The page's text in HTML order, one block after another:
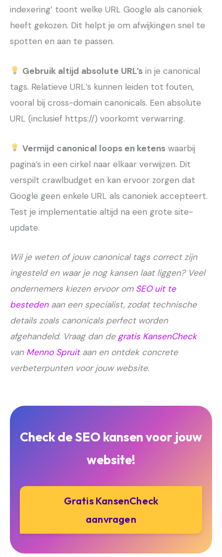
indexering’ toont welke URL Google als canoniek
heeft gekozen. Dit helpt je om afwijkingen snel te
spotten en aan te passen.
Gebruik altijd absolute URL’sin je canonical
tags. Relatieve URL’s kunnen leiden tot fouten,
vooral bij cross-domain canonicals. Een absolute
URL (inclusief https://) voorkomt verwarring.
Vermijd canonical loops en ketenswaarbij
pagina’s in een cirkel naar elkaar verwijzen. Dit
verspilt crawlbudget en kan ervoor zorgen dat
Google geen enkele URL als canoniek accepteert.
Test je implementatie altijd na een grote site-
update.
Wil je weten of jouw canonical tags correct zijn
ingesteld en waar je nog kansen laat liggen? Veel
ondernemers kiezen ervoor om SEO uit te
bestedenaan een specialist, zodat technische
details zoals canonicals perfect worden
afgehandeld. Vraag dan de gratis KansenCheck
van Menno Spruitaan en ontdek concrete
verbeterpunten voor jouw website.
Check de SEO kansen voor jouw
website!
Gratis KansenCheck
aanvragen